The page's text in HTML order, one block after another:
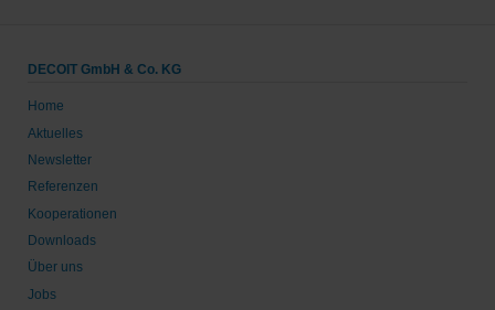
DECOIT GmbH & Co. KG
Home
Aktuelles
Newsletter
Referenzen
Kooperationen
Downloads
Über uns
Jobs